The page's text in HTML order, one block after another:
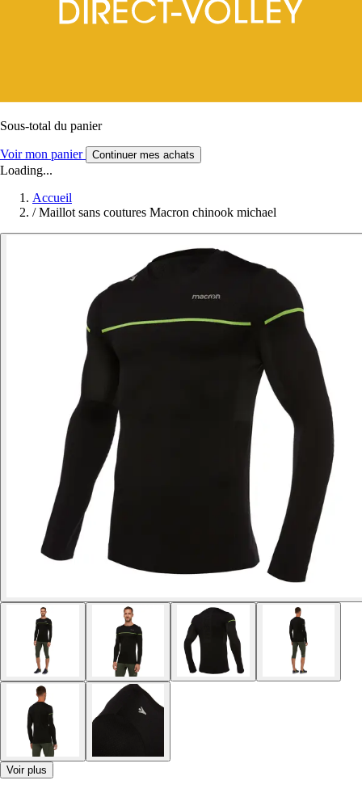
Sous-total du panier
Voir mon panier Continuer mes achats
Loading...
Accueil
/ Maillot sans coutures Macron chinook michael
Voir plus